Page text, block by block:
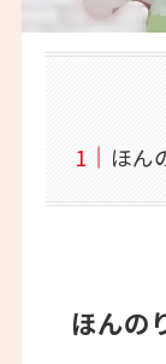
ほん
ほんの